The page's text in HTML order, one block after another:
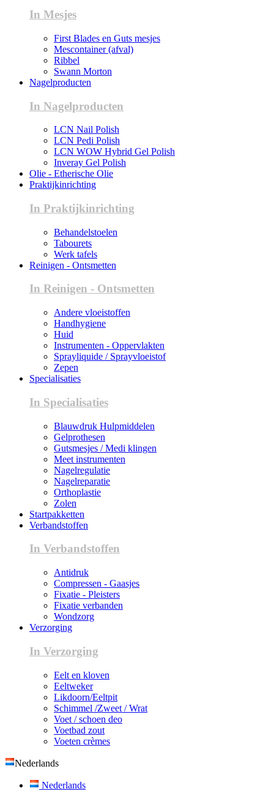
In Mesjes
First Blades en Guts mesjes
Mescontainer (afval)
Ribbel
Swann Morton
Nagelproducten
In Nagelproducten
LCN Nail Polish
LCN Pedi Polish
LCN WOW Hybrid Gel Polish
Inveray Gel Polish
Olie - Etherische Olie
Praktijkinrichting
In Praktijkinrichting
Behandelstoelen
Tabourets
Werk tafels
Reinigen - Ontsmetten
In Reinigen - Ontsmetten
Andere vloeistoffen
Handhygiene
Huid
Instrumenten - Oppervlakten
Sprayliquide / Sprayvloeistof
Zepen
Specialisaties
In Specialisaties
Blauwdruk Hulpmiddelen
Gelprothesen
Gutsmesjes / Medi klingen
Meet instrumenten
Nagelregulatie
Nagelreparatie
Orthoplastie
Zolen
Startpakketten
Verbandstoffen
In Verbandstoffen
Antidruk
Compressen - Gaasjes
Fixatie - Pleisters
Fixatie verbanden
Wondzorg
Verzorging
In Verzorging
Eelt en kloven
Eeltweker
Likdoorn/Eeltpit
Schimmel /Zweet / Wrat
Voet / schoen deo
Voetbad zout
Voeten crèmes
Nederlands
Nederlands